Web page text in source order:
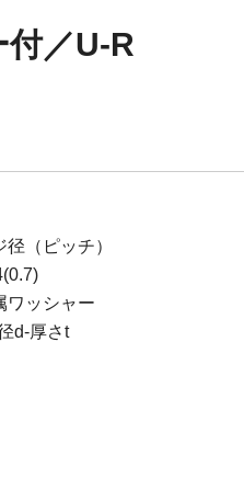
／U-R
径（ピッチ）
ワッシャー
d-厚さt